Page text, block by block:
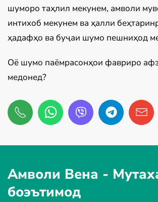
шуморо таҳлил мекунем, амволи
интихоб мекунем ва ҳалли
ҳадафҳо ва буҷаи шумо пешниҳод
Оё шумо паёмрасонҳои фавриро
медонед?
Амволи Вена -
боэътимод